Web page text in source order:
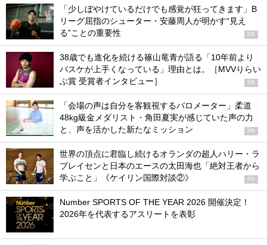
「少しぼやけているだけでも感覚が狂ってきます」B
リーグ屈指のシューター・安藤周人が明かす“見え
る”ことの重要性
PR
38歳でも進化を続ける篠山竜青が語る「10年前より
バスケが上手くなっている」理由とは。［MVVりらい
ぶ賞 受賞者インタビュー］
PR
「会場の声は自分を客観視するバロメーター」柔道
48kg級金メダリスト・角田夏実が感じていた声の力
と、声を活かした新たなミッション
PR
世界の頂点に君臨し続けるオランダの超人ハリー・ラ
ブレイセンと日本のエースの太田海也「絶対王者から
学ぶこと」《ケイリン国際対談②》
PR
Number SPORTS OF THE YEAR 2026 開催決定！
2026年を代表するアスリートを表彰